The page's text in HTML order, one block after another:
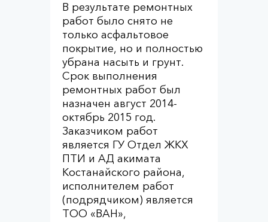
В результате ремонтных
работ было снято не
только асфальтовое
покрытие, но и полностью
убрана насыть и грунт.
Срок выполнения
ремонтных работ был
назначен август 2014-
октябрь 2015 год.
Заказчиком работ
является ГУ Отдел ЖКХ
ПТИ и АД акимата
Костанайского района,
исполнителем работ
(подрядчиком) является
ТОО «ВАН»,